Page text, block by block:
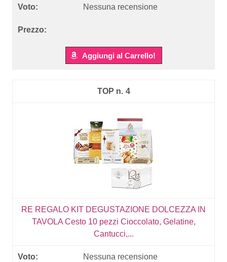
Nessuna recensione
Aggiungi al Carrello!
4
RE REGALO KIT DEGUSTAZIONE DOLCEZZA IN
TAVOLA Cesto 10 pezzi Cioccolato, Gelatine,
Cantucci,...
Nessuna recensione